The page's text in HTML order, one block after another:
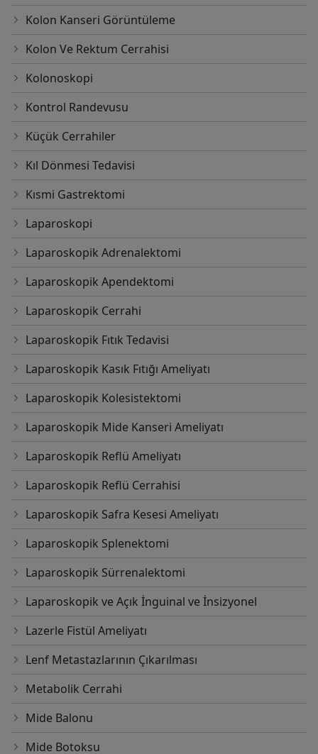
Kolon Kanseri Görüntüleme
Kolon Ve Rektum Cerrahisi
Kolonoskopi
Kontrol Randevusu
Küçük Cerrahiler
Kıl Dönmesi Tedavisi
Kısmi Gastrektomi
Laparoskopi
Laparoskopik Adrenalektomi
Laparoskopik Apendektomi
Laparoskopik Cerrahi
Laparoskopik Fıtık Tedavisi
Laparoskopik Kasık Fıtığı Ameliyatı
Laparoskopik Kolesistektomi
Laparoskopik Mide Kanseri Ameliyatı
Laparoskopik Reflü Ameliyatı
Laparoskopik Reflü Cerrahisi
Laparoskopik Safra Kesesi Ameliyatı
Laparoskopik Splenektomi
Laparoskopik Sürrenalektomi
Laparoskopik ve Açık İnguinal ve İnsizyonel
Lazerle Fistül Ameliyatı
Lenf Metastazlarının Çıkarılması
Metabolik Cerrahi
Mide Balonu
Mide Botoksu